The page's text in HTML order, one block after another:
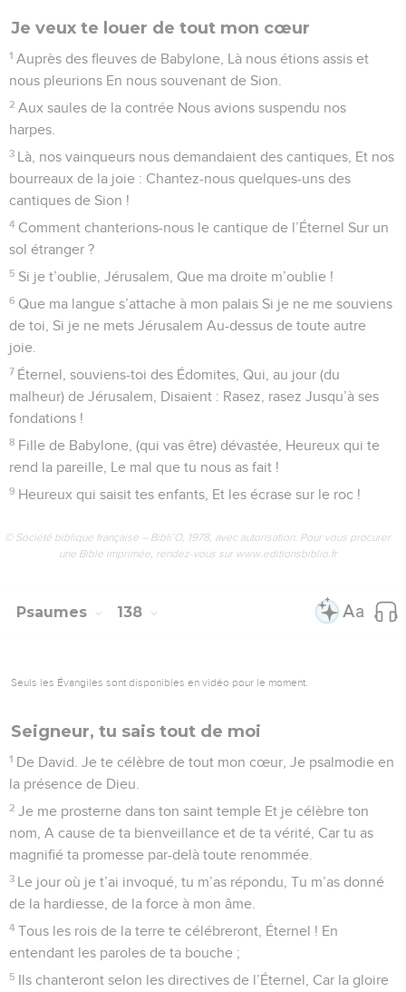
18
Qui tua des rois majestueux, Car sa bienveillance dure à
toujours !
19 Sihon, roi des Amoréens, Car sa bienveillance dure à
toujours !
20 Et Og, roi de Basan, Car sa bienveillance dure à toujours !
21 Et donna leur pays en héritage, Car sa bienveillance dure à
toujours !
22 En héritage à Israël, son serviteur, Car sa bienveillance
dure à toujours !
23 Celui qui se souvint de nous quand nous étions abaissés,
Car sa bienveillance dure à toujours !
24 Et nous délivra de nos oppresseurs, Car sa bienveillance
dure à toujours !
25 Celui qui donne du pain à toute chair, Car sa bienveillance
dure à toujours !
26 Célébrez le Dieu des cieux, Car sa bienveillance dure à
toujours !
© Société biblique française – Bibli’O, 1978, avec autorisation. Pour vous procurer
Psaumes 137
Seuls les Évangiles sont disponibles en vidéo pour le moment.
1 Auprès des fleuves de Babylone, Là nous étions assis et
2 Aux saules de la contrée Nous avions suspendu nos
harpes.
3 Là, nos vainqueurs nous demandaient des cantiques, Et nos
bourreaux de la joie : Chantez-nous quelques-uns des
cantiques de Sion !
4 Comment chanterions-nous le cantique de l’Éternel Sur un
sol étranger ?
5 Si je t’oublie, Jérusalem, Que ma droite m’oublie !
6
Que ma langue s’attache à mon palais Si je ne me souviens
de toi, Si je ne mets Jérusalem Au-dessus de toute autre
joie.